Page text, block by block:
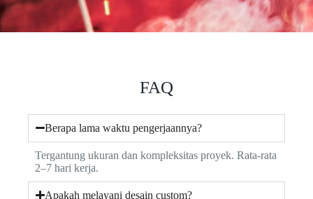
FAQ
Berapa lama waktu pengerjaannya?
Tergantung ukuran dan kompleksitas proyek. Rata-rata
2–7 hari kerja.
Apakah melayani desain custom?